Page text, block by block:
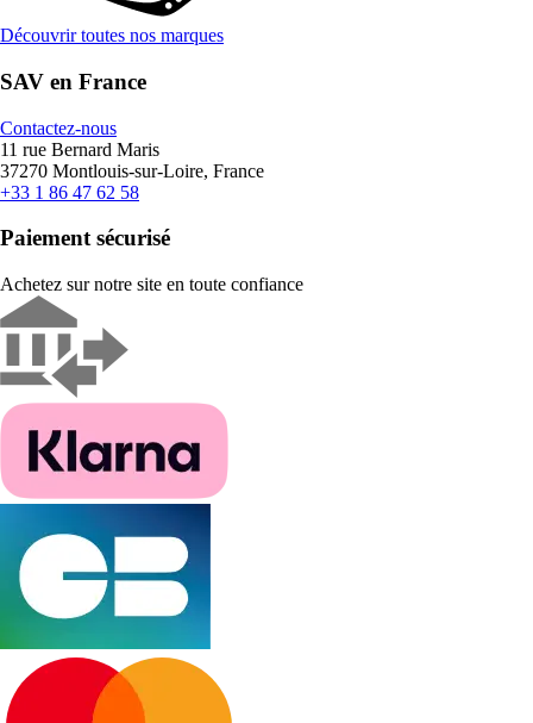
Découvrir toutes nos marques
SAV en France
Contactez-nous
11 rue Bernard Maris
37270 Montlouis-sur-Loire, France
+33 1 86 47 62 58
Paiement sécurisé
Achetez sur notre site en toute confiance